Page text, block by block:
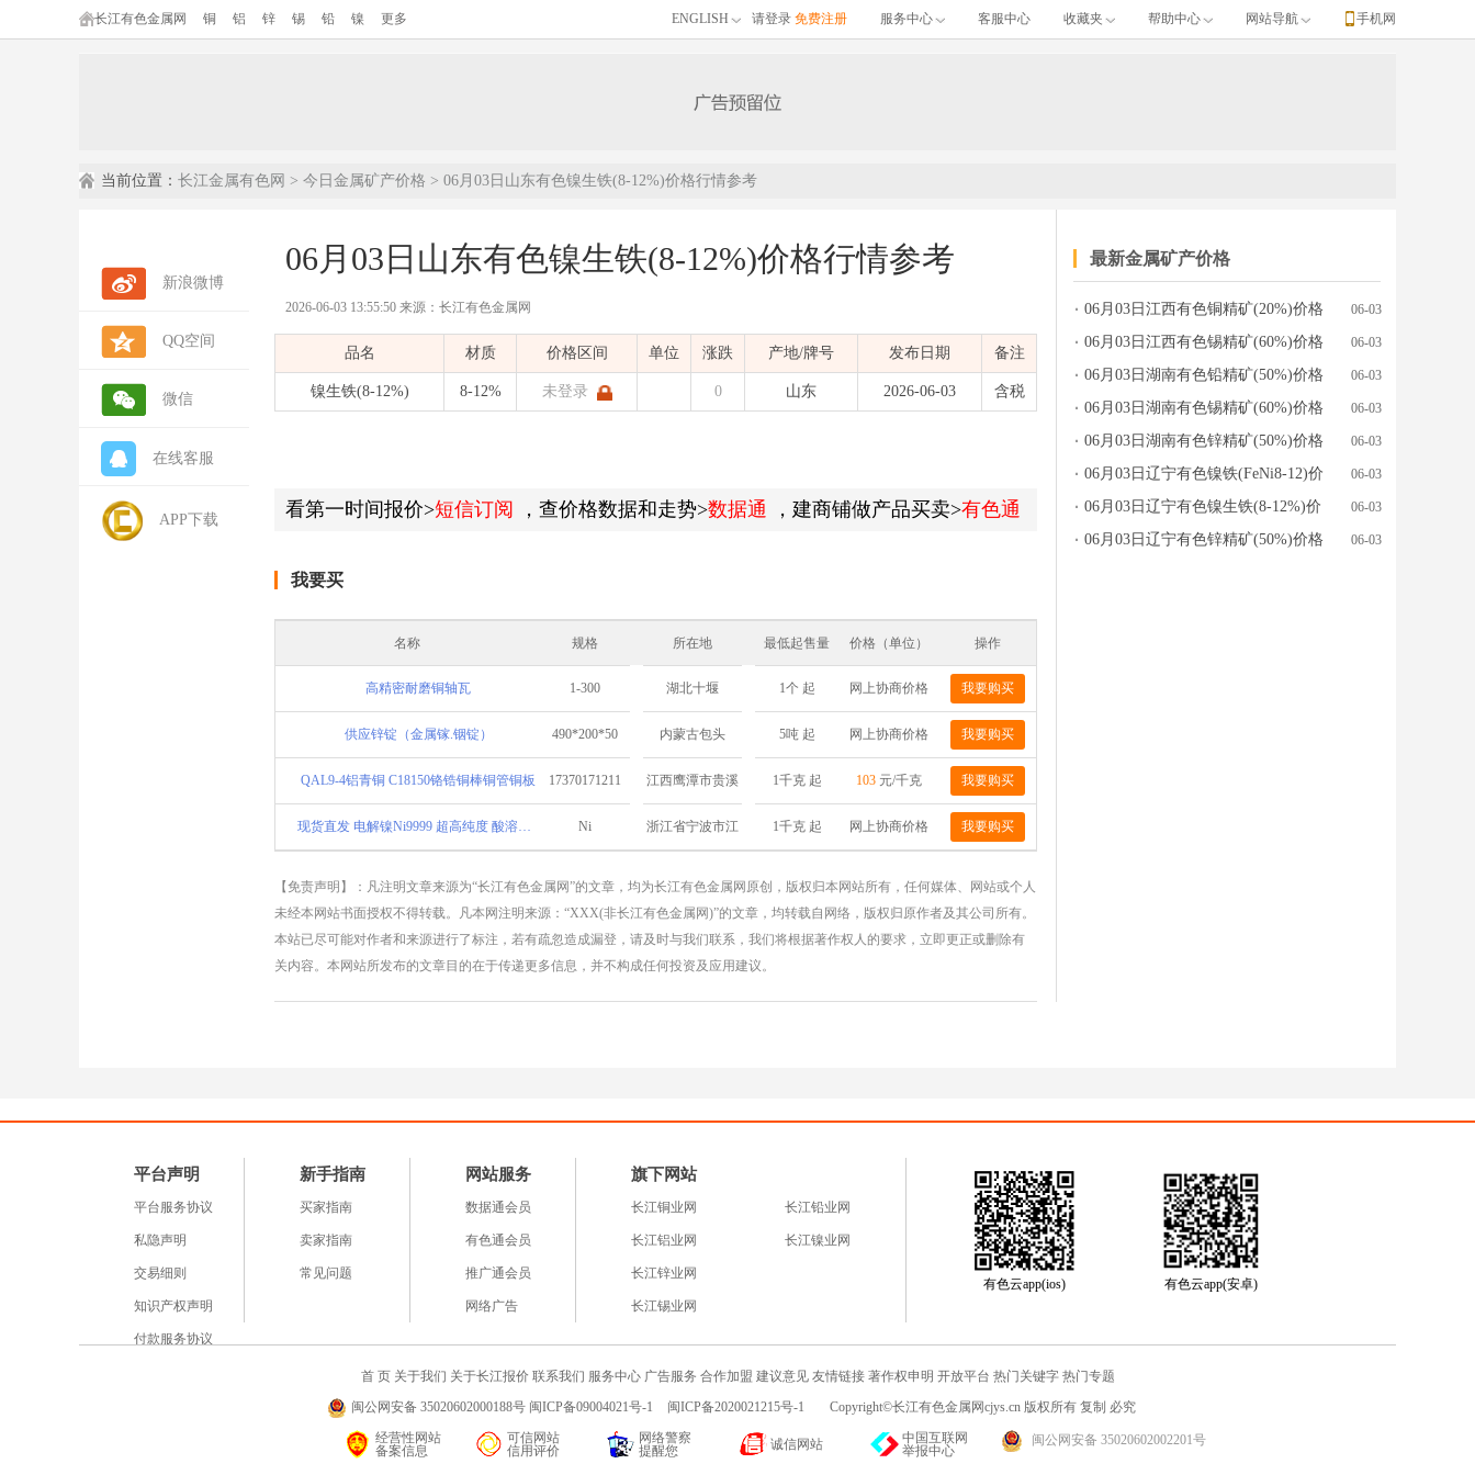
长江有色金属网 铜 铝 锌 锡 铅 镍 更多 ENGLISH 请登录 免费注册 服务中心 客服中心 收藏夹 帮助中心 网站导航 手机网
当前位置： 长江金属有色网 > 今日金属矿产价格 > 06月03日山东有色镍生铁(8-12%)价格行情参考
新浪微博
QQ空间
微信
在线客服
APP下载
06月03日山东有色镍生铁(8-12%)价格行情参考
2026-06-03 13:55:50 来源：长江有色金属网
本文为长江有色金属网发布的06月03日山东有色镍生铁(8-12%)价格行情参考，包含品名、材质、价格区间、单位、涨跌、产地牌号、发布日期等完整行情数据。
数据类型：现货市场报价 | 行情参考 | 有色金属价格
品名 材质 价格区间 单位 涨跌 产地/牌号 发布日期 备注
镍生铁(8-12%) 8-12% 未登录 0 山东 2026-06-03 含税
看第一时间报价>短信订阅 ，查价格数据和走势>数据通 ，建商铺做产品买卖>有色通
我要买
名称 规格 所在地 最低起售量 价格（单位） 操作
高精密耐磨铜轴瓦 1-300 湖北十堰 1个 起 网上协商价格 我要购买
供应锌锭（金属镓.铟锭） 490*200*50 内蒙古包头 5吨 起 网上协商价格 我要购买
QAL9-4铝青铜 C18150铬锆铜棒铜管铜板 17370171211 江西鹰潭市贵溪
市铜产业循环经
1千克 起 103 元/千克 我要购买
现货直发 电解镍Ni9999 超高纯度 酸溶氢化性能稳定 Ni 浙江省宁波市江
桥8号
1千克 起 网上协商价格 我要购买
【免责声明】：凡注明文章来源为“长江有色金属网”的文章，均为长江有色金属网原创，版权归本网站所有，任何媒体、网站或个人
未经本网站书面授权不得转载。凡本网注明来源：“XXX(非长江有色金属网)”的文章，均转载自网络，版权归原作者及其公司所有。
本站已尽可能对作者和来源进行了标注，若有疏忽造成漏登，请及时与我们联系，我们将根据著作权人的要求，立即更正或删除有
关内容。本网站所发布的文章目的在于传递更多信息，并不构成任何投资及应用建议。
最新金属矿产价格
06月03日江西有色铜精矿(20%)价格
行情参考
06-03
06月03日江西有色锡精矿(60%)价格
行情参考
06-03
06月03日湖南有色铅精矿(50%)价格
行情参考
06-03
06月03日湖南有色锡精矿(60%)价格
行情参考
06-03
06月03日湖南有色锌精矿(50%)价格
行情参考
06-03
06月03日辽宁有色镍铁(FeNi8-12)价
格行情参考
06-03
06月03日辽宁有色镍生铁(8-12%)价
格行情参考
06-03
06月03日辽宁有色锌精矿(50%)价格
06-03
平台声明
平台服务协议
私隐声明
交易细则
知识产权声明
付款服务协议
新手指南
买家指南
卖家指南
常见问题
网站服务
数据通会员
有色通会员
推广通会员
网络广告
旗下网站
长江铜业网
长江铝业网
长江锌业网
长江锡业网
长江铅业网
长江镍业网
有色云app(ios) 有色云app(安卓)
首 页 关于我们 关于长江报价 联系我们 服务中心 广告服务 合作加盟 建议意见 友情链接 著作权申明 开放平台 热门关键字 热门专题
闽公网安备 35020602000188号 闽ICP备09004021号-1
闽ICP备2020021215号-1 Copyright©长江有色金属网cjys.cn 版权所有 复制 必究
经营性网站
备案信息
可信网站
信用评价
网络警察
提醒您
诚信网站
中国互联网
举报中心
闽公网安备 35020602002201号